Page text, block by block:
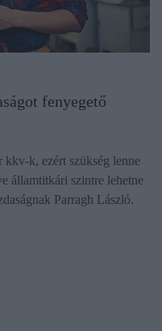
fenyegető
k, ezért szükség lenne
államtitkári szintre lehetne
Parragh László.